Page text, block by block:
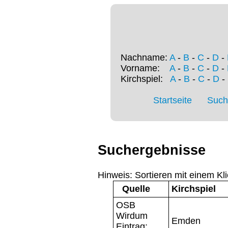
Nachname: A- B - C - D -
Vorname: A- B - C - D -
Kirchspiel: A- B - C - D-
Startseite
Suchergebnisse
Hinweis: Sortieren mit einem
Quelle
Kirchspiel
OSB
Wirdum
Emden